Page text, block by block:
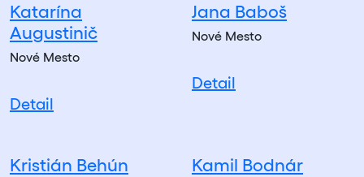
Katarína
Augustinič
Nové Mesto
Detail
Jana Baboš
Nové Mesto
Detail
Kristián Behún Kamil Bodnár